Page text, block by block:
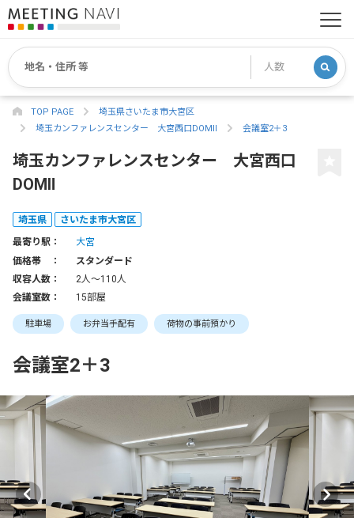
TOP PAGE
埼玉県さいたま市大宮区
埼玉カンファレンスセンター 大宮西口DOMⅡ
会議室2＋3
埼玉カンファレンスセンター 大宮西口
DOMⅡ
埼玉県 さいたま市大宮区
最寄り駅：
大宮
価格帯 ：
スタンダード
収容人数：
2人〜110人
会議室数：
15部屋
駐車場 お弁当手配有 荷物の事前預かり
会議室2＋3